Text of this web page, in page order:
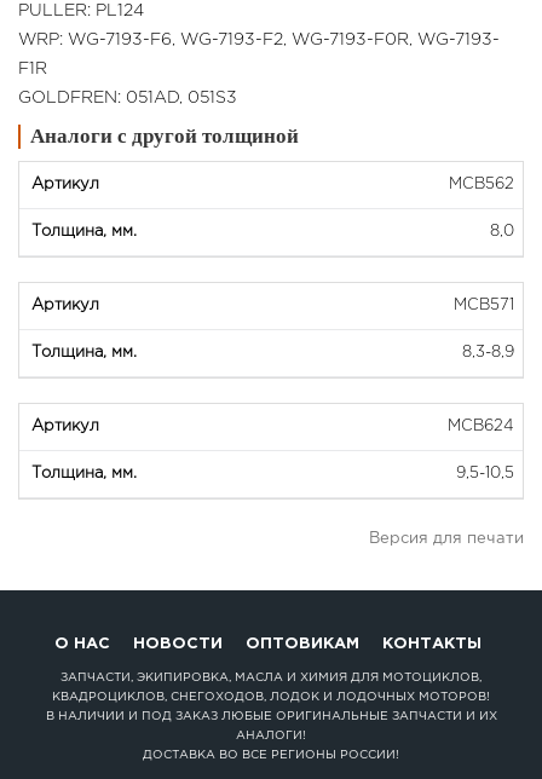
PULLER: PL124
WRP: WG-7193-F6, WG-7193-F2, WG-7193-F0R, WG-7193-
F1R
GOLDFREN: 051AD, 051S3
Аналоги с другой толщиной
MCВ562
8,0
MCВ571
8,3-8,9
MCВ624
9,5-10,5
Версия для печати
О НАС НОВОСТИ ОПТОВИКАМ КОНТАКТЫ
ЗАПЧАСТИ, ЭКИПИРОВКА, МАСЛА И ХИМИЯ ДЛЯ МОТОЦИКЛОВ,
КВАДРОЦИКЛОВ, СНЕГОХОДОВ, ЛОДОК И ЛОДОЧНЫХ МОТОРОВ!
В НАЛИЧИИ И ПОД ЗАКАЗ ЛЮБЫЕ ОРИГИНАЛЬНЫЕ ЗАПЧАСТИ И ИХ
АНАЛОГИ!
ДОСТАВКА ВО ВСЕ РЕГИОНЫ РОССИИ!